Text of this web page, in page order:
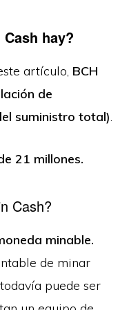
hay?
artículo, BCH
de
suministro total).
21 millones.
Cash?
minable.
de minar
puede ser